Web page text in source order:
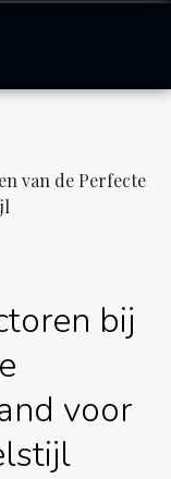
van de Perfecte
bij
voor